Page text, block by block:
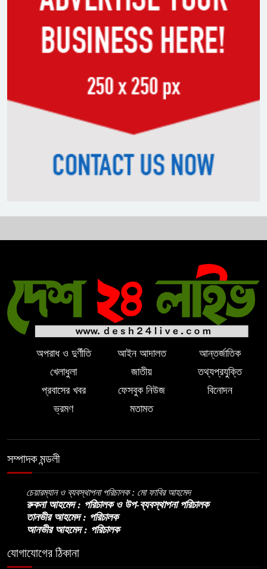
সাকিবের পাশাপাশি মাশরাফি ও দুর্জয়কেও
নাহিদ ইসলামের মন্তব্য
নিপীড়নের আশঙ্কা জানালে ভিসা নয়—
যুক্তরাষ্ট্রের নতুন নীতি
ভোজ্যতেলের দাম লিটারে ৪ টাকা বৃদ্ধি
ট্রাম্পকে ‘রাজার খোঁচা’ দিলেন ব্রিটিশ
অপরাধ ও দুর্ণীতি আইন আদালত
আন্তর্জাতিক
খেলাধুলা
জাতীয়
তথ্যপ্রযুক্তি
প্রবাসের খবর
ফেসবুক নিউজ
বিনোদন
ভ্রমণ
মতামত
সম্পাদক মন্ডলী
চেয়ারম্যান ও ব্যবস্থাপনা পরিচালক : মো ফাবির আহমেদ
রুকনা আহমেদ : পরিচালক ও উপ-ব্যবস্থাপনা পরিচালক
তানভীর আহমেদ : পরিচালক
আনভীর আহমেদ : পরিচালক
যোগাযোগের ঠিকানা